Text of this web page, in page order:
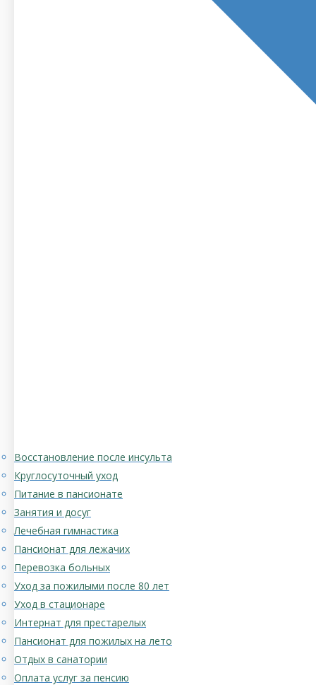
Восстановление после инсульта
Круглосуточный уход
Питание в пансионате
Занятия и досуг
Лечебная гимнастика
Пансионат для лежачих
Перевозка больных
Уход за пожилыми после 80 лет
Уход в стационаре
Интернат для престарелых
Пансионат для пожилых на лето
Отдых в санатории
Оплата услуг за пенсию